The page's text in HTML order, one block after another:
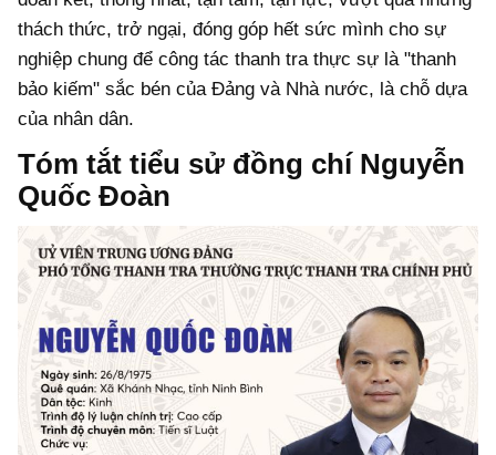
thách thức, trở ngại, đóng góp hết sức mình cho sự
nghiệp chung để công tác thanh tra thực sự là "thanh
bảo kiếm" sắc bén của Đảng và Nhà nước, là chỗ dựa
của nhân dân.
Tóm tắt tiểu sử đồng chí Nguyễn
Quốc Đoàn